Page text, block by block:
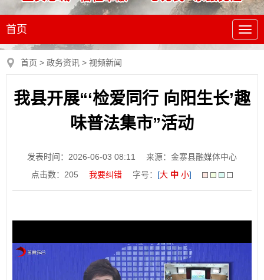
首页
首页 > 政务资讯 > 视频新闻
我县开展“‘检爱同行 向阳生长’趣
味普法集市”活动
发表时间：2026-06-03 08:11
来源：金寨县融媒体中心
点击数： 205 我要纠错 字号： [大 中 小]